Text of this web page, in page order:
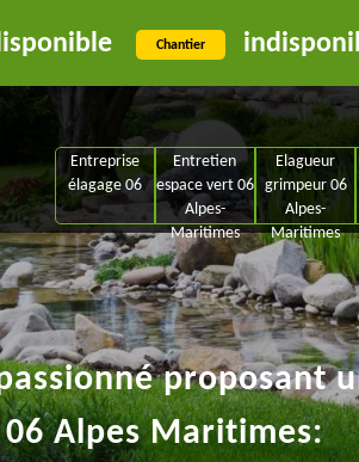
Chantier
Entreprise
élagage 06
Entretien
espace vert 06
Alpes-
Maritimes
Elagueur
grimpeur 06
Alpes-
Maritimes
proposant
Alpes Maritimes: